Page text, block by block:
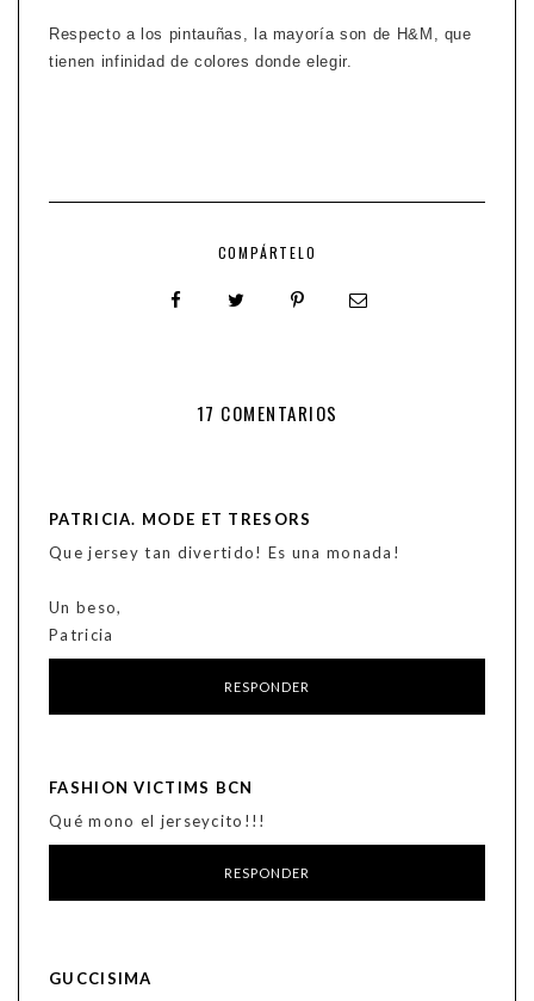
Respecto a los pintauñas, la mayoría son de H&M, que
tienen infinidad de colores donde elegir.
COMPÁRTELO
17 COMENTARIOS
PATRICIA. MODE ET TRESORS
Que jersey tan divertido! Es una monada!
Un beso,
Patricia
RESPONDER
FASHION VICTIMS BCN
Qué mono el jerseycito!!!
RESPONDER
GUCCISIMA